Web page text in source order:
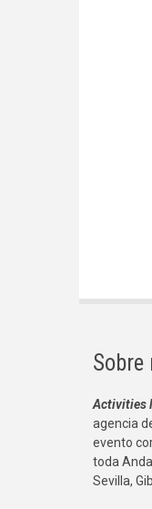
Activities
agencia
evento
toda
Sevilla,